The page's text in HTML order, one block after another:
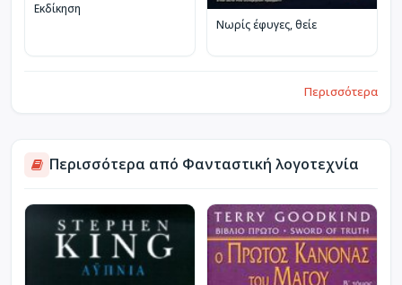
Εκδίκηση
Νωρίς έφυγες, θείε
Περισσότερα
Περισσότερα από Φανταστική λογοτεχνία